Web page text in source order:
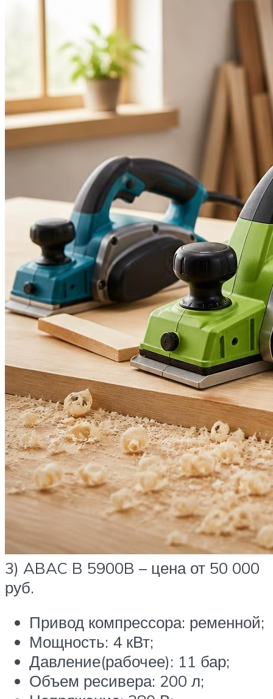
3) ABAC B 5900B – цена от 50 000
руб.
Привод компрессора: ременной;
Мощность: 4 кВт;
Давление(рабочее): 11 бар;
Объем ресивера: 200 л;